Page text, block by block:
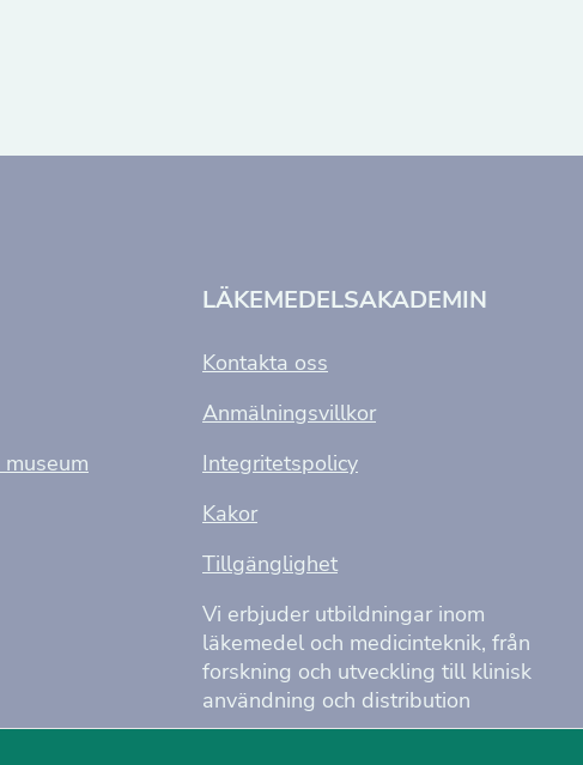
LÄKEMEDELSAKADEMIN
Kontakta oss
Anmälningsvillkor
Integritetspolicy
Kakor
Tillgänglighet
Vi erbjuder utbildningar inom
läkemedel och medicinteknik, från
forskning och utveckling till klinisk
användning och distribution